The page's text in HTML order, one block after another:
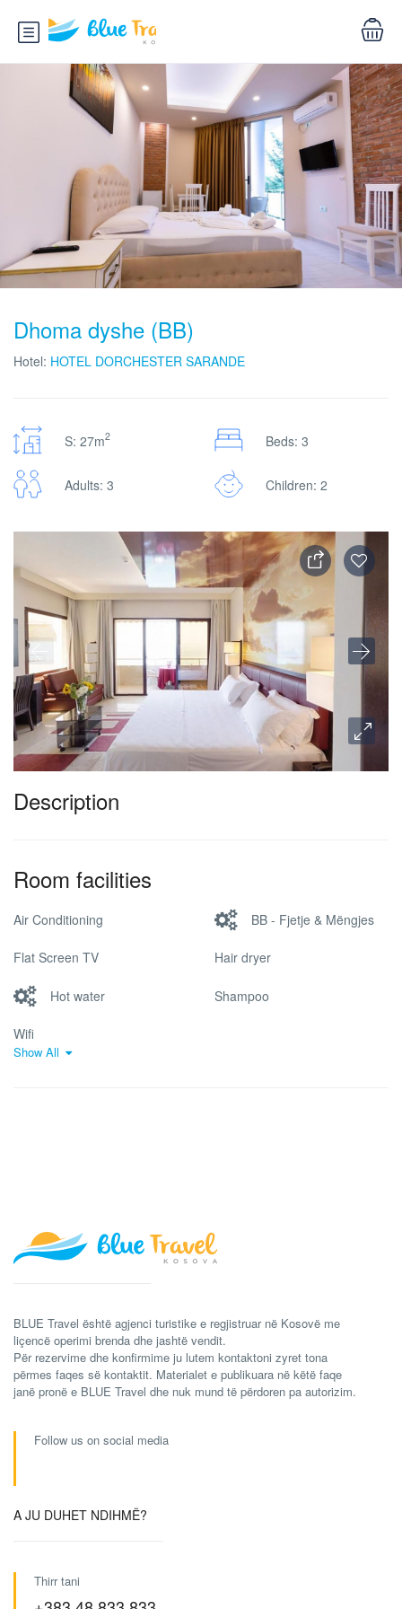
Dhoma dyshe (BB)
Hotel: HOTEL DORCHESTER SARANDE
S: 27m2 Beds: 3
Adults: 3 Children: 2
Description
Room facilities
Air Conditioning BB - Fjetje & Mëngjes
Flat Screen TV Hair dryer
Hot water Shampoo
Wifi
Show All
BLUE Travel është agjenci turistike e regjistruar në Kosovë me
liçencë operimi brenda dhe jashtë vendit.
Për rezervime dhe konfirmime ju lutem kontaktoni zyret tona
përmes faqes së kontaktit. Materialet e publikuara në këtë faqe
janë pronë e BLUE Travel dhe nuk mund të përdoren pa autorizim.
Follow us on social media
A JU DUHET NDIHMË?
Thirr tani